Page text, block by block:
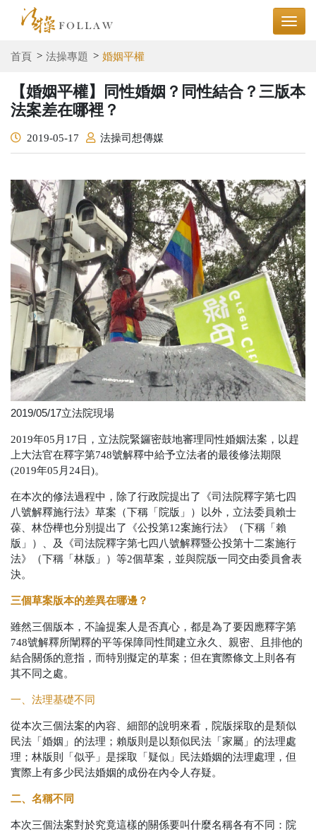
首頁 法操專題 婚姻平權
【婚姻平權】同性婚姻？同性結合？三版本
法案差在哪裡？
2019-05-17 法操司想傳媒
2019/05/17立法院現場
2019年05月17日，立法院緊鑼密鼓地審理同性婚姻法案，以趕
上大法官在釋字第748號解釋中給予立法者的最後修法期限
(2019年05月24日)。
在本次的修法過程中，除了行政院提出了《司法院釋字第七四
八號解釋施行法》草案（下稱「院版」）以外，立法委員賴士
葆、林岱樺也分別提出了《公投第12案施行法》（下稱「賴
版」）、及《司法院釋字第七四八號解釋暨公投第十二案施行
法》（下稱「林版」）等2個草案，並與院版一同交由委員會表
決。
三個草案版本的差異在哪邊？
雖然三個版本，不論提案人是否真心，都是為了要因應釋字第
748號解釋所闡釋的平等保障同性間建立永久、親密、且排他的
結合關係的意指，而特別擬定的草案；但在實際條文上則各有
其不同之處。
一、法理基礎不同
從本次三個法案的內容、細部的說明來看，院版採取的是類似
民法「婚姻」的法理；賴版則是以類似民法「家屬」的法理處
理；林版則「似乎」是採取「疑似」民法婚姻的法理處理，但
實際上有多少民法婚姻的成份在內令人存疑。
二、名稱不同
本次三個法案對於究竟這樣的關係要叫什麼名稱各有不同：院